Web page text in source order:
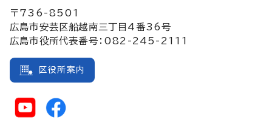
〒736-8501
広島市安芸区船越南三丁目4番36号
広島市役所代表番号：082-245-2111
区役所案内